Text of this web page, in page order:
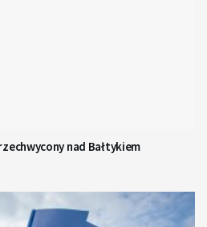
nad Bałtykiem